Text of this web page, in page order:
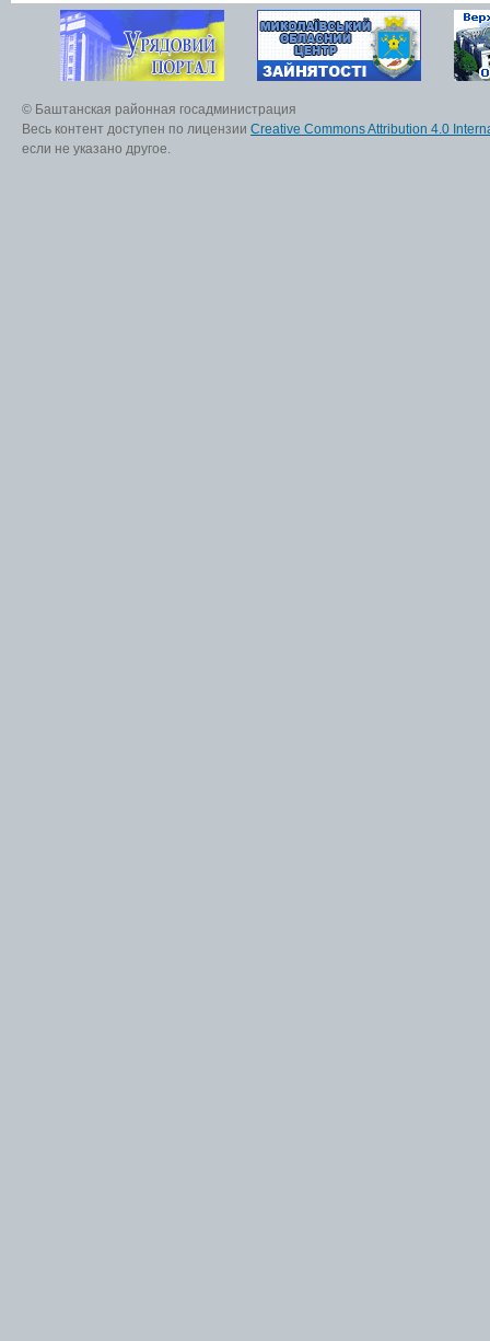
© Баштанская районная госадминистрация
Весь контент доступен по лицензии Creative Commons Attribution 4.0
если не указано другое.